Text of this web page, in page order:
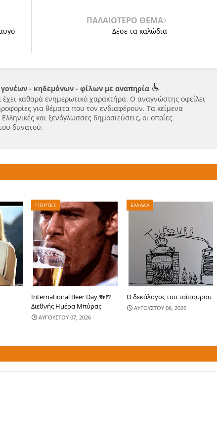
ΠΑΛΑΙΟΤΕΡΟ ΘΕΜΑ
Δέσε τα καλώδια
- κηδεμόνων - φίλων με αναπηρία
καθαρά ενημερωτικό χαρακτήρα. Ο αναγνώστης οφείλει
για θέματα που τον ενδιαφέρουν. Τα κείμενα
και ξενόγλωσσες δημοσιεύσεις, οι οποίες
δυνατού.
ΓΙΟΡΤΕΣ
International Beer Day 🍻🍺
Διεθνής Ημέρα Μπύρας
ΑΥΓΟΥΣΤΟΥ 07, 2026
ΕΛΛΑΔΑ
Ο δεκάλογος του τσίπουρου
ΑΥΓΟΥΣΤΟΥ 06, 2026